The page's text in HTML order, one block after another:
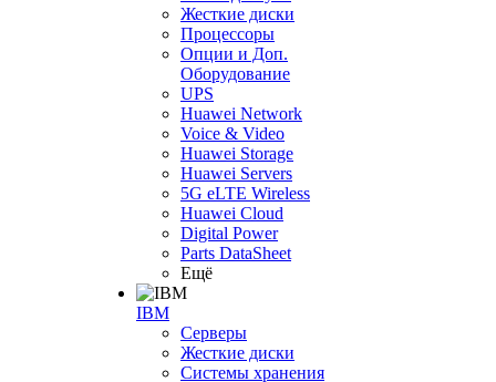
Жесткие диски
Процессоры
Опции и Доп.
Оборудование
UPS
Huawei Network
Voice & Video
Huawei Storage
Huawei Servers
5G eLTE Wireless
Huawei Cloud
Digital Power
Parts DataSheet
Ещё
IBM
Серверы
Жесткие диски
Системы хранения